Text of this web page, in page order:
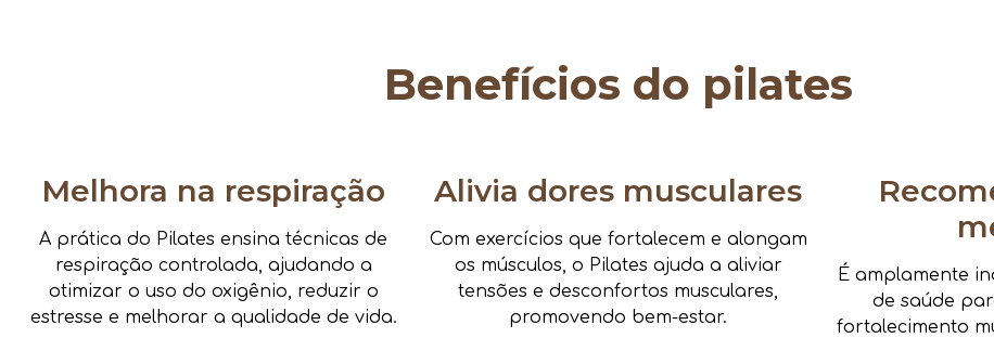
Benefícios do pilates
Melhora na respiração
A prática do Pilates ensina técnicas de
respiração controlada, ajudando a
otimizar o uso do oxigênio, reduzir o
estresse e melhorar a qualidade de vida.
Alivia dores musculares
Com exercícios que fortalecem e alongam
os músculos, o Pilates ajuda a aliviar
tensões e desconfortos musculares,
promovendo bem-estar.
É amplamente
de saúde
fortalecimento